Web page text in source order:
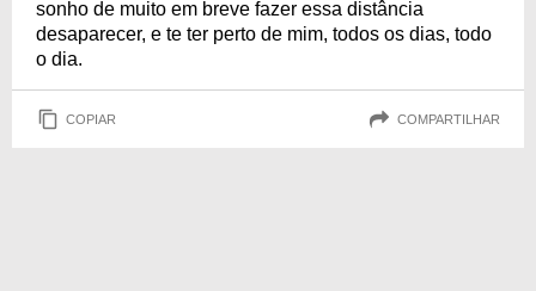
sonho de muito em breve fazer essa distância
desaparecer, e te ter perto de mim, todos os dias, todo
o dia.
COPIAR COMPARTILHAR